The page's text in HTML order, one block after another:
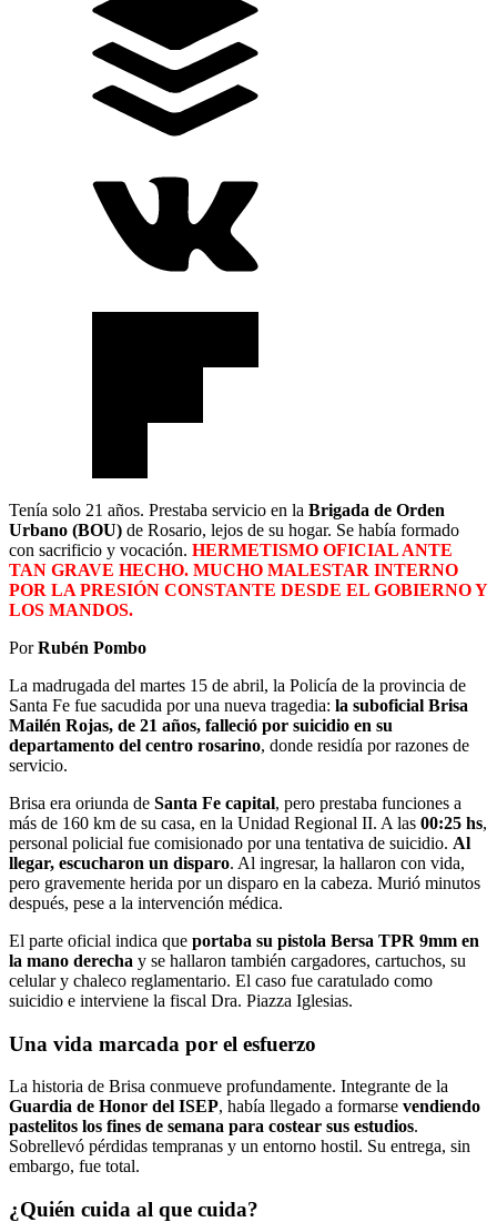
Tenía solo 21 años. Prestaba servicio en la Brigada de Orden
Urbano (BOU) de Rosario, lejos de su hogar. Se había formado
con sacrificio y vocación. HERMETISMO OFICIAL ANTE
TAN GRAVE HECHO. MUCHO MALESTAR INTERNO
POR LA PRESIÓN CONSTANTE DESDE EL GOBIERNO Y
LOS MANDOS.
PorRubén Pombo
La madrugada del martes 15 de abril, la Policía de la provincia de
Santa Fe fue sacudida por una nueva tragedia: la suboficial Brisa
Mailén Rojas, de 21 años, falleció por suicidio en su
departamento del centro rosarino, donde residía por razones de
servicio.
Brisa era oriunda de Santa Fe capital, pero prestaba funciones a
más de 160 km de su casa, en la Unidad Regional II. A las 00:25 hs,
personal policial fue comisionado por una tentativa de suicidio. Al
llegar, escucharon un disparo. Al ingresar, la hallaron con vida,
pero gravemente herida por un disparo en la cabeza. Murió minutos
después, pese a la intervención médica.
El parte oficial indica que portaba su pistola Bersa TPR 9mm en
la mano derecha y se hallaron también cargadores, cartuchos, su
celular y chaleco reglamentario. El caso fue caratulado como
suicidio e interviene la fiscal Dra. Piazza Iglesias.
Una vida marcada por el esfuerzo
La historia de Brisa conmueve profundamente. Integrante de la
Guardia de Honor del ISEP, había llegado a formarse vendiendo
pastelitos los fines de semana para costear sus estudios.
Sobrellevó pérdidas tempranas y un entorno hostil. Su entrega, sin
embargo, fue total.
¿Quién cuida al que cuida?